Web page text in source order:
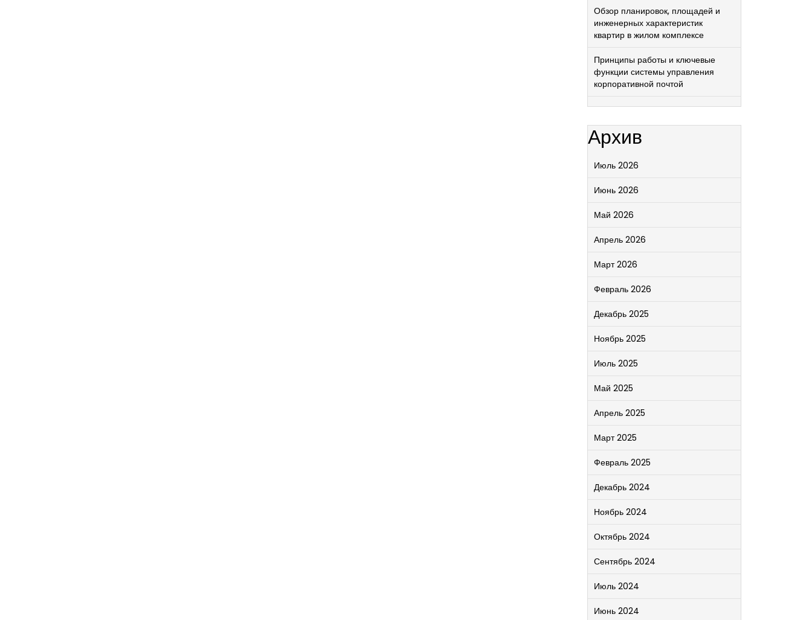
Обзор планировок, площадей и
инженерных характеристик
квартир в жилом комплексе
Принципы работы и ключевые
функции системы управления
корпоративной почтой
Архив
Июль 2026
Июнь 2026
Май 2026
Апрель 2026
Март 2026
Февраль 2026
Декабрь 2025
Ноябрь 2025
Июль 2025
Май 2025
Апрель 2025
Март 2025
Февраль 2025
Декабрь 2024
Ноябрь 2024
Октябрь 2024
Сентябрь 2024
Июль 2024
Июнь 2024